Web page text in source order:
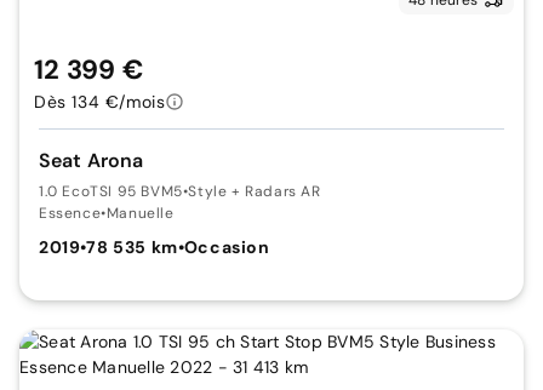
Seat Arona
1.0 EcoTSI 95 BVM5•Style + Radars AR
Essence•Manuelle
2019•78 535 km•Occasion
12 399 €
Dès 134 €/mois